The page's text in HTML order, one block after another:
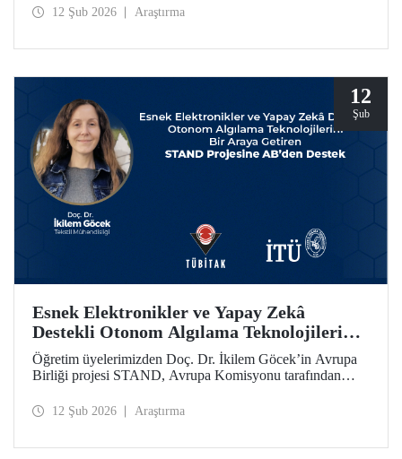
aldığı “ExCISC – Exchange of Best Practices in
(MSCA-SE) programı kapsamında desteklenmeye hak
12 Şub 2026 Araştırma
12
Şub
Esnek Elektronikler ve Yapay Zekâ
Destekli Otonom Algılama Teknolojilerini
Bir Araya Getiren STAND Projesine
AB’den Destek
Öğretim üyelerimizden Doç. Dr. İkilem Göcek’in Avrupa
Birliği projesi STAND, Avrupa Komisyonu tarafından
kazandı.
12 Şub 2026 Araştırma